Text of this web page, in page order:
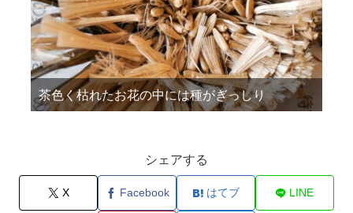
茶色く枯れたお花の中には種がぎっしり
シェアする
X Facebook はてブ LINE